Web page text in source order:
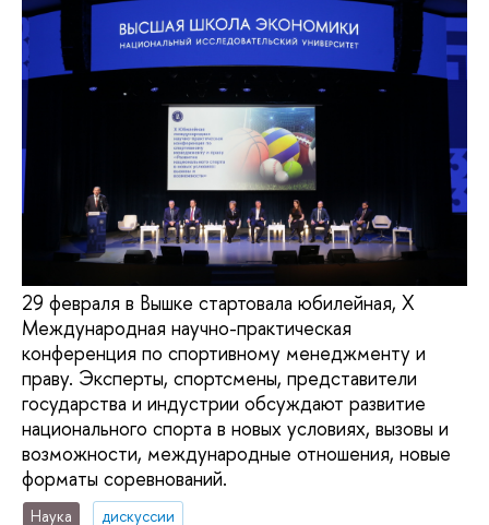
29 февраля в Вышке стартовала юбилейная, Х
Международная научно-практическая
конференция по спортивному менеджменту и
праву. Эксперты, спортсмены, представители
государства и индустрии обсуждают развитие
национального спорта в новых условиях, вызовы и
возможности, международные отношения, новые
форматы соревнований.
Наука
дискуссии